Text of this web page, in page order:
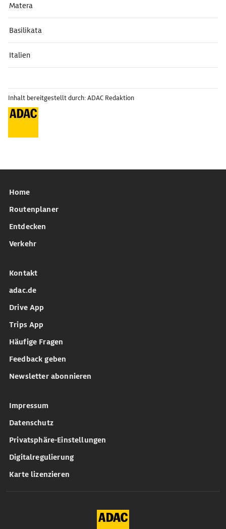
Matera
Basilikata
Italien
Inhalt bereitgestellt durch: ADAC Redaktion
Home
Routenplaner
Entdecken
Verkehr
Kontakt
adac.de
Drive App
Trips App
Häufige Fragen
Feedback geben
Newsletter abonnieren
Impressum
Datenschutz
Privatsphäre-Einstellungen
Digitalregulierung
Karte lizenzieren